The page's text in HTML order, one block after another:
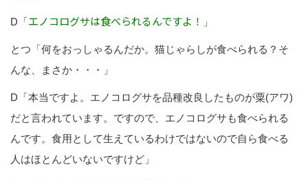
D「エノコログサは食べられるんですよ！ 」
とつ「何をおっしゃるんだか。猫じゃらしが食べられる？そ
んな、まさか・・・」
D「本当ですよ。エノコログサを品種改良したものが粟(アワ)
だと言われています。ですので、エノコログサも食べられる
んです。食用として生えているわけではないので自ら食べる
人はほとんどいないですけど」